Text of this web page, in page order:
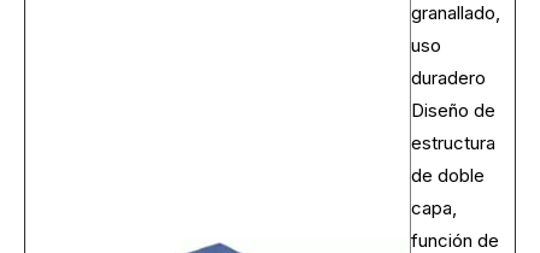
granallado,
uso
duradero
Diseño de
estructura
de doble
capa,
función de